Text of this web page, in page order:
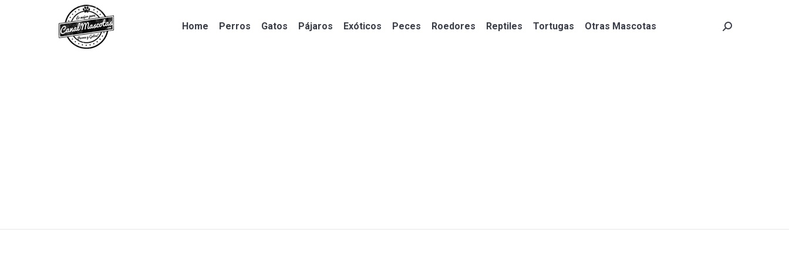
Home Perros Gatos Pájaros Exóticos Peces Roedores Reptiles Tortugas Otras Mascotas Search:
Home Perros Gatos Pájaros Exóticos Peces Roedores Reptiles Tortugas Otras Mascotas Search: